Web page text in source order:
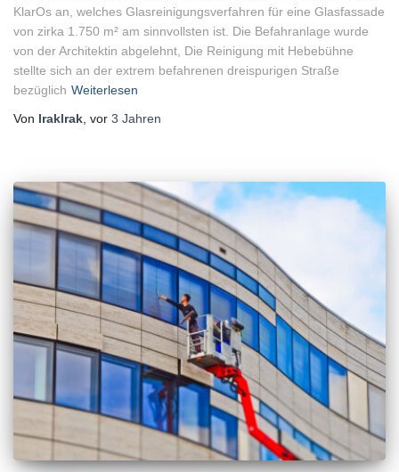
KlarOs an, welches Glasreinigungsverfahren für eine Glasfassade
von zirka 1.750 m² am sinnvollsten ist. Die Befahranlage wurde
von der Architektin abgelehnt, Die Reinigung mit Hebebühne
stellte sich an der extrem befahrenen dreispurigen Straße
bezüglich Weiterlesen
Von lraklrak , vor 3 Jahren